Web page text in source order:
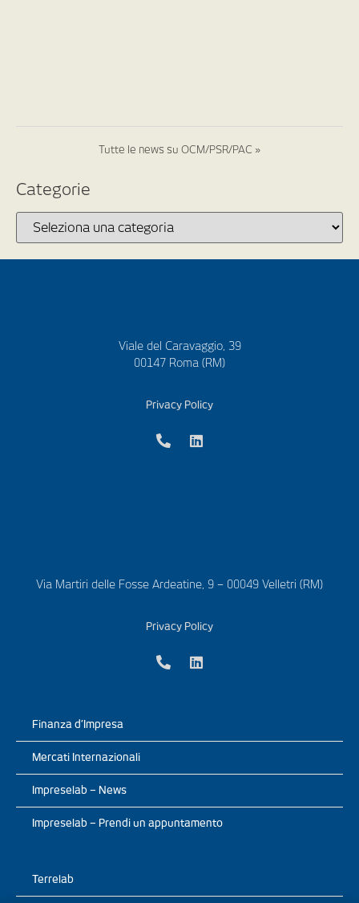
Tutte le news su OCM/PSR/PAC »
Categorie
Viale del Caravaggio, 39
00147 Roma (RM)
Privacy Policy
Via Martiri delle Fosse Ardeatine, 9 – 00049 Velletri (RM)
Privacy Policy
Finanza d’Impresa
Mercati Internazionali
Impreselab – News
Impreselab – Prendi un appuntamento
Terrelab